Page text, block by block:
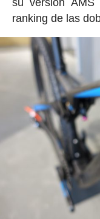
ranking de las